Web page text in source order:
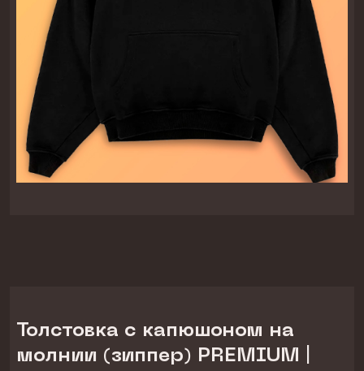
Толстовка с капюшоном на
молнии (зиппер) PREMIUM |